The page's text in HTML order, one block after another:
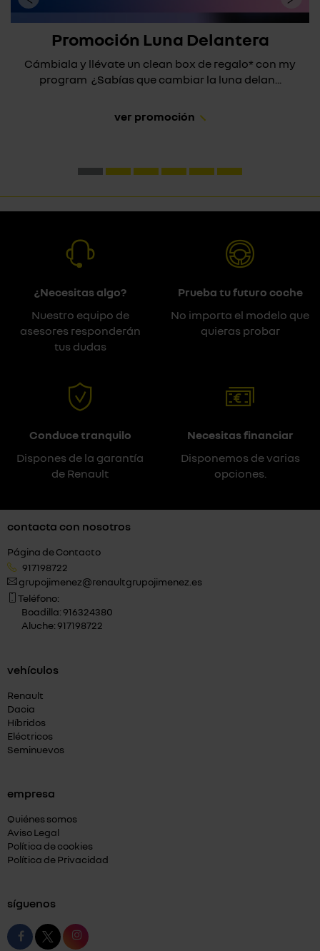
Promoción Luna Delantera
Cámbiala y llévate un clean box de regalo* con my
program ¿Sabías que cambiar la luna delan...
ver promoción
¿Necesitas algo?
Nuestro equipo de
asesores responderán
tus dudas
Prueba tu futuro coche
No importa el modelo que
quieras probar
Conduce tranquilo
Dispones de la garantía
de Renault
Necesitas financiar
Disponemos de varias
opciones.
contacta con nosotros
Página de Contacto
917198722
grupojimenez@renaultgrupojimenez.es
Teléfono:
Boadilla: 916324380
Aluche: 917198722
vehículos
Renault
Dacia
Híbridos
Eléctricos
Seminuevos
empresa
Quiénes somos
Aviso Legal
Política de cookies
Política de Privacidad
síguenos